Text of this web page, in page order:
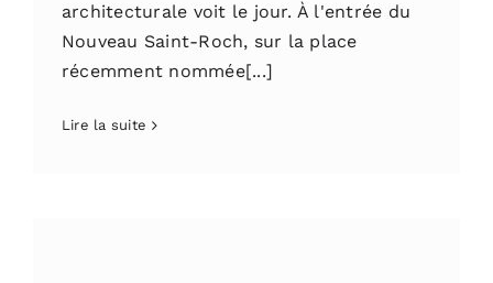
architecturale voit le jour. À l'entrée du
Nouveau Saint-Roch, sur la place
récemment nommée[...]
Lire la suite